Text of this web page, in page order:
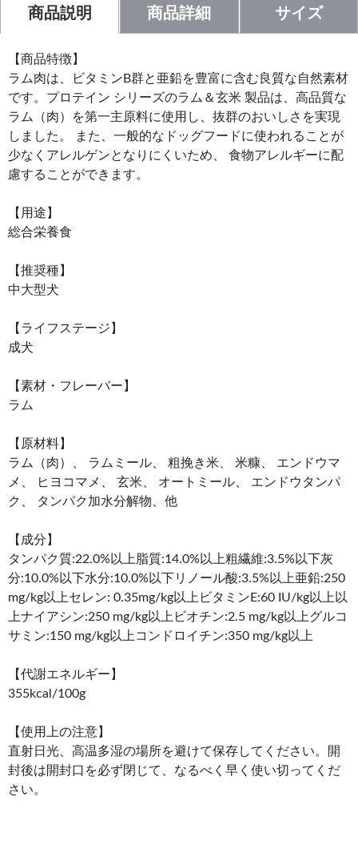
商品説明 商品詳細 サイズ
【商品特徴】
ラム肉は、ビタミンB群と亜鉛を豊富に含む良質な自然素材
です。プロテイン シリーズのラム＆玄米 製品は、高品質な
ラム（肉）を第一主原料に使用し、抜群のおいしさを実現
しました。 また、一般的なドッグフードに使われることが
少なくアレルゲンとなりにくいため、 食物アレルギーに配
慮することができます。
【用途】
総合栄養食
【推奨種】
中大型犬
【ライフステージ】
成犬
【素材・フレーバー】
ラム
【原材料】
ラム（肉）、 ラムミール、 粗挽き米、 米糠、 エンドウマ
メ、 ヒヨコマメ、 玄米、 オートミール、 エンドウタンパ
ク、 タンパク加水分解物、他
【成分】
タンパク質:22.0%以上脂質:14.0%以上粗繊維:3.5%以下灰
分:10.0%以下水分:10.0%以下リノール酸:3.5%以上亜鉛:250
mg/kg以上セレン: 0.35mg/kg以上ビタミンE:60 IU/kg以上以
上ナイアシン:250 mg/kg以上ビオチン:2.5 mg/kg以上グルコ
サミン:150 mg/kg以上コンドロイチン:350 mg/kg以上
【代謝エネルギー】
355kcal/100g
【使用上の注意】
直射日光、高温多湿の場所を避けて保存してください。開
封後は開封口を必ず閉じて、なるべく早く使い切ってくだ
さい。